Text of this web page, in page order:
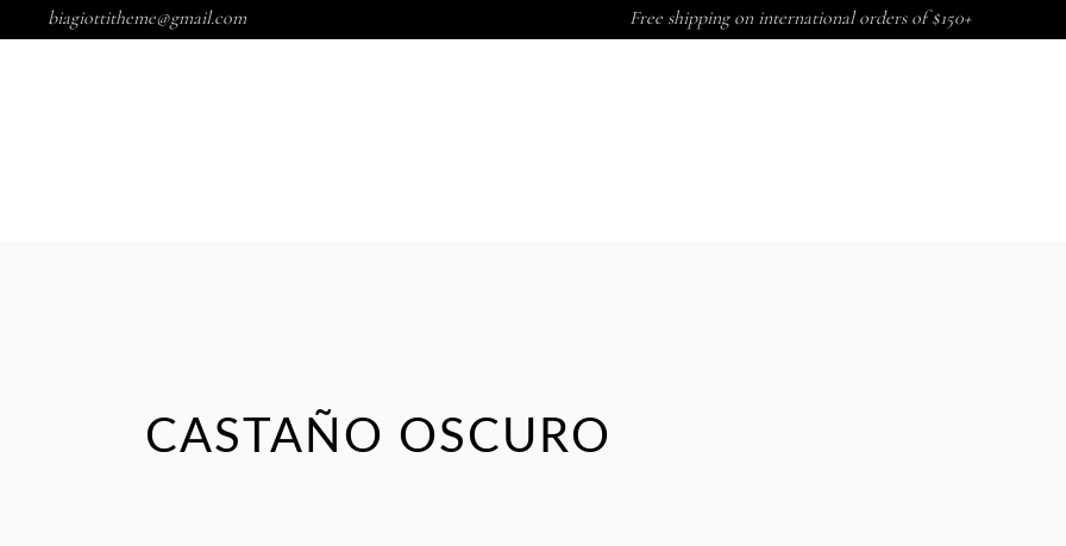
biagiottitheme@gmail.com Free shipping on international orders of $150+
CASTAÑO OSCURO